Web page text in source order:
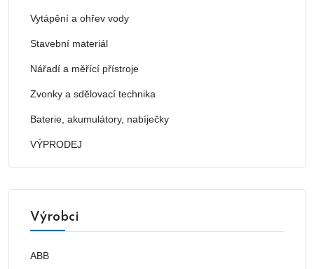
Vytápění a ohřev vody
Stavební materiál
Nářadí a měřící přístroje
Zvonky a sdělovací technika
Baterie, akumulátory, nabíječky
VÝPRODEJ
Výrobci
ABB